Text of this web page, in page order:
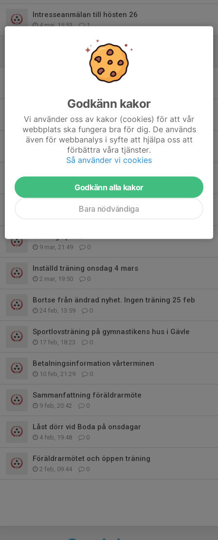
Intresseanmälan till hösten 26
4 maj, 15:53 1
Sista påminnelse inför tävling
0
Terminsavslutning 4 maj på Sörgärdet
Kläder på tävling
24 mar, 22:14 0
Adress och information om tävling sön 19 april
23 mar, 22:23 0
18 mar, 09:14 0
Påminnelse betalning
9 mar, 21:49 0
Inställd träning onsdag 4 mars
2 mar, 19:50 0
Bortse från ändrad nyhet. Ingen träning 25 feb
24 feb, 13:59 0
Sportlovsträning på gymnastikens hus i Gävle
17 feb, 18:23 0
Betalningsinformation vårterminen
10 feb, 21:29 0
Sammanfattning föräldrarmöte
9 feb, 20:42 0
Låst dörr vid Boda på onsdagar
4 feb, 19:48 0
Föräldrarmötet och öppen träning
2 feb, 09:44 0
Godkänn kakor
Vi använder oss av kakor (cookies) för att vår
webbplats ska fungera bra för dig. De används
även för webbanalys i syfte att hjälpa oss att
förbättra våra tjänster.
Så använder vi cookies
Godkänn alla kakor
Bara nödvändiga